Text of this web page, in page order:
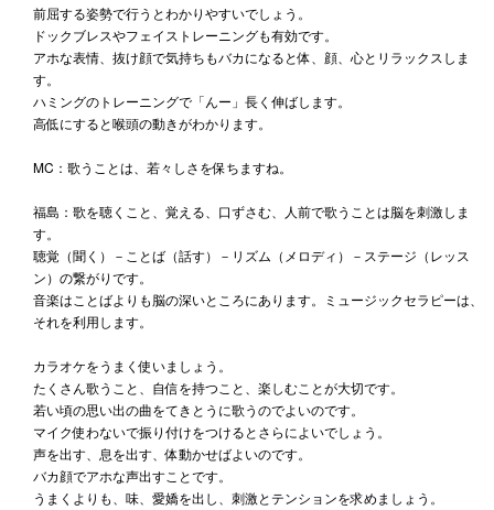
前屈する姿勢で行うとわかりやすいでしょう。
ドックブレスやフェイストレーニングも有効です。
アホな表情、抜け顔で気持ちもバカになると体、顔、心とリラックスしま
す。
ハミングのトレーニングで「んー」長く伸ばします。
高低にすると喉頭の動きがわかります。
MC：歌うことは、若々しさを保ちますね。
福島：歌を聴くこと、覚える、口ずさむ、人前で歌うことは脳を刺激しま
す。
聴覚（聞く）－ことば（話す）－リズム（メロディ）－ステージ（レッス
ン）の繋がりです。
音楽はことばよりも脳の深いところにあります。ミュージックセラピーは、
それを利用します。
カラオケをうまく使いましょう。
たくさん歌うこと、自信を持つこと、楽しむことが大切です。
若い頃の思い出の曲をてきとうに歌うのでよいのです。
マイク使わないで振り付けをつけるとさらによいでしょう。
声を出す、息を出す、体動かせばよいのです。
バカ顔でアホな声出すことです。
うまくよりも、味、愛嬌を出し、刺激とテンションを求めましょう。